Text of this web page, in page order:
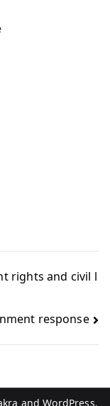
rights and civil l
response
andWordPress.